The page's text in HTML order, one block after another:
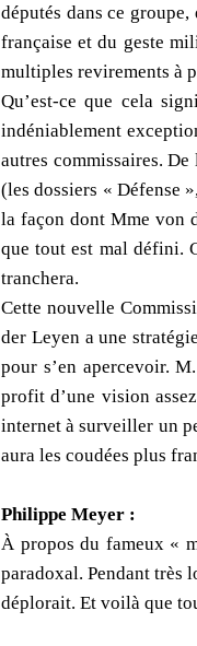
députés dans ce
française et du geste
multiples revirements à
Qu’est-ce que cela
indéniablement
autres commissaires.
(les dossiers « Défense
la façon dont Mme von
que tout est mal défini.
tranchera.
Cette nouvelle
der Leyen a une
pour s’en apercevoir.
profit d’une vision
internet à surveiller un
aura les coudées plus
Philippe Meyer :
À propos du fameux «
paradoxal. Pendant très
déplorait. Et voilà que